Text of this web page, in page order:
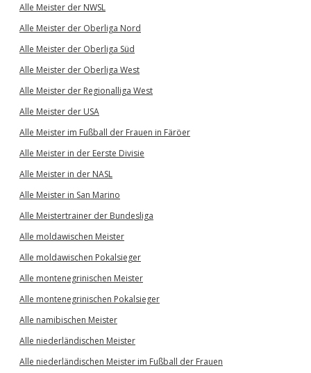
Alle Meister der NWSL
Alle Meister der Oberliga Nord
Alle Meister der Oberliga Süd
Alle Meister der Oberliga West
Alle Meister der Regionalliga West
Alle Meister der USA
Alle Meister im Fußball der Frauen in Färöer
Alle Meister in der Eerste Divisie
Alle Meister in der NASL
Alle Meister in San Marino
Alle Meistertrainer der Bundesliga
Alle moldawischen Meister
Alle moldawischen Pokalsieger
Alle montenegrinischen Meister
Alle montenegrinischen Pokalsieger
Alle namibischen Meister
Alle niederländischen Meister
Alle niederländischen Meister im Fußball der Frauen